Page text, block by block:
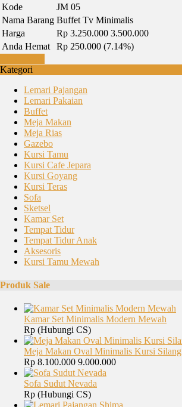
Kode
JM 05
Nama Barang Buffet Tv Minimalis
Harga
Rp 3.250.000 3.500.000
Anda Hemat
Rp 250.000 (7.14%)
Kategori
Lemari Pajangan
Lemari Pakaian
Buffet
Meja Makan
Meja Rias
Gazebo
Kursi Tamu
Kursi Cafe Jepara
Kursi Goyang
Kursi Teras
Sofa
Sketsel
Kamar Set
Tempat Tidur
Tempat Tidur Anak
Aksesoris
Kursi Tamu Mewah
Produk Sale
Kamar Set Minimalis Modern Mewah
Rp (Hubungi CS)
Meja Makan Oval Minimalis Kursi Silang
Rp 8.100.000 9.000.000
Sofa Sudut Nevada
Rp (Hubungi CS)